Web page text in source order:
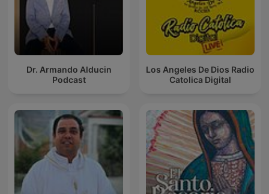
Dr. Armando Alducin
Podcast
Los Angeles De Dios Radio
Catolica Digital